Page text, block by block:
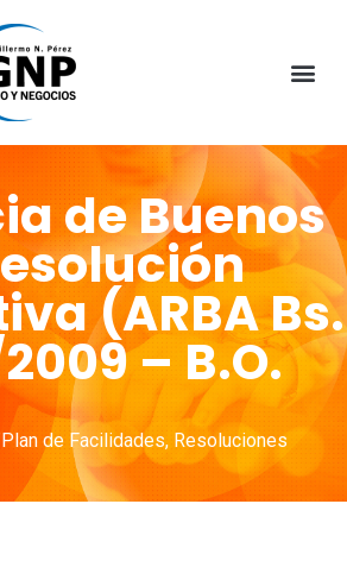
de Buenos
(ARBA Bs.
– B.O.
de Facilidades, Resoluciones